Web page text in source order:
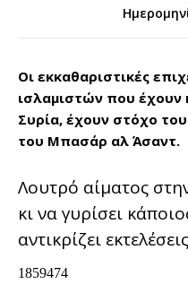
Οι εκκαθαριστικές
ισλαμιστών που έχουν
Συρία, έχουν στόχο
του Μπασάρ αλ Άσαντ.
Λουτρό αίματος
κι να γυρίσει
αντικρίζει